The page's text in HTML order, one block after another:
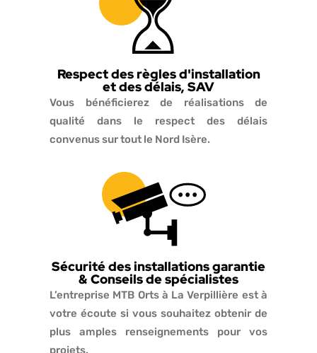
Respect des règles d'installation
et des délais, SAV
Vous bénéficierez de réalisations de
qualité dans le respect des délais
convenus sur tout le Nord Isère.
Sécurité des installations garantie
& Conseils de spécialistes
L’entreprise MTB Orts à La Verpillière est à
votre écoute si vous souhaitez obtenir de
plus amples renseignements pour vos